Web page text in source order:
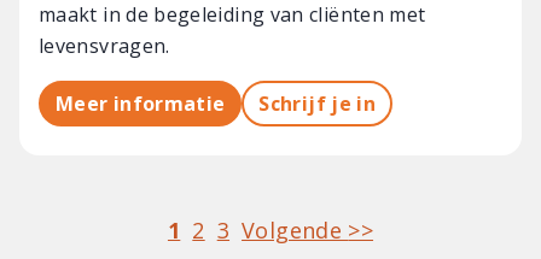
maakt in de begeleiding van cliënten met
levensvragen.
Meer informatie Schrijf je in
Naar pagina
1 Naar pagina
2 Naar pagina
3 Volgende pagina
>>